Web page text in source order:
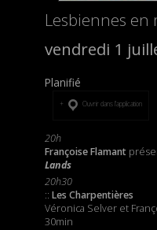
Lesbiennes en
vendredi 1
Planifié
Ouvrir dans l’application
20h
Françoise Flamant
Lands
20h30
:: Les Charpentières
Véronica Selver et
30min